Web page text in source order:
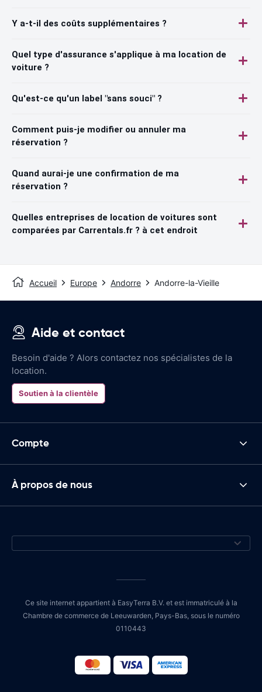
Y a-t-il des coûts supplémentaires ?
Quel type d'assurance s'applique à ma location de
voiture ?
Qu'est-ce qu'un label "sans souci" ?
Comment puis-je modifier ou annuler ma
réservation ?
Quand aurai-je une confirmation de ma
réservation ?
Quelles entreprises de location de voitures sont
comparées par Carrentals.fr ? à cet endroit
Accueil Europe Andorre Andorre-la-Vieille
Aide et contact
Besoin d'aide ? Alors contactez nos spécialistes de la
location.
Soutien à la clientèle
Compte
À propos de nous
Ce site internet appartient à EasyTerra B.V. et est immatriculé à la
Chambre de commerce de Leeuwarden, Pays-Bas, sous le numéro
0110443